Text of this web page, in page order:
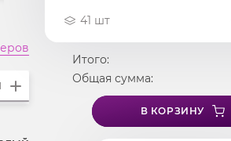
41 шт
Итого:
Общая сумма:
В КОРЗИНУ